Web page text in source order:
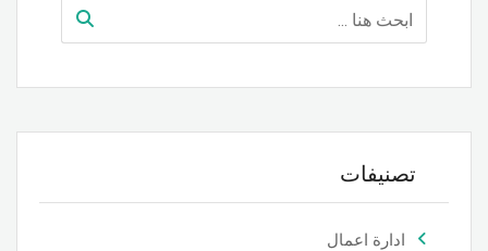
تصنيفات
ادارة اعمال